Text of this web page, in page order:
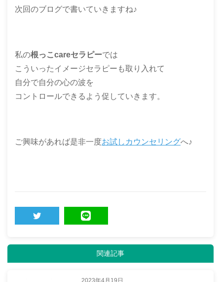
次回のブログで書いていきますね♪
私の根っこcareセラピーでは
こういったイメージセラピーも取り入れて
自分で自分の心の波を
コントロールできるよう促していきます。
ご興味があれば是非一度お試しカウンセリングへ♪
関連記事
2023年4月19日